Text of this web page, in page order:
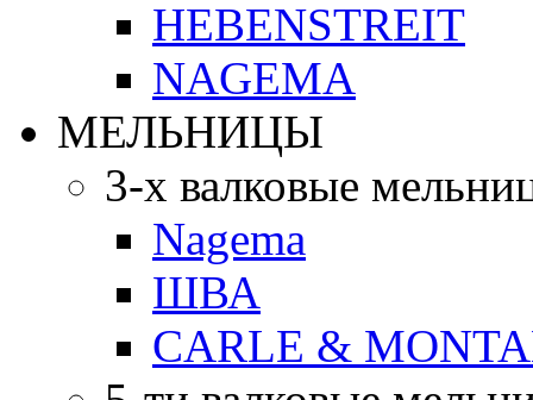
HEBENSTREIT
NAGEMA
МЕЛЬНИЦЫ
3-х валковые
Nagema
ШВА
CARLE &